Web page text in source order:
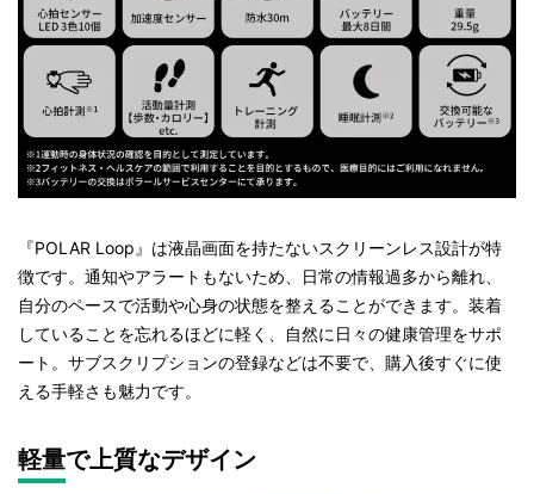
『POLAR Loop』は液晶画面を持たないスクリーンレス設計が特
徴です。通知やアラートもないため、日常の情報過多から離れ、
自分のペースで活動や心身の状態を整えることができます。装着
していることを忘れるほどに軽く、自然に日々の健康管理をサポ
ート。サブスクリプションの登録などは不要で、購入後すぐに使
える手軽さも魅力です。
軽量で上質なデザイン